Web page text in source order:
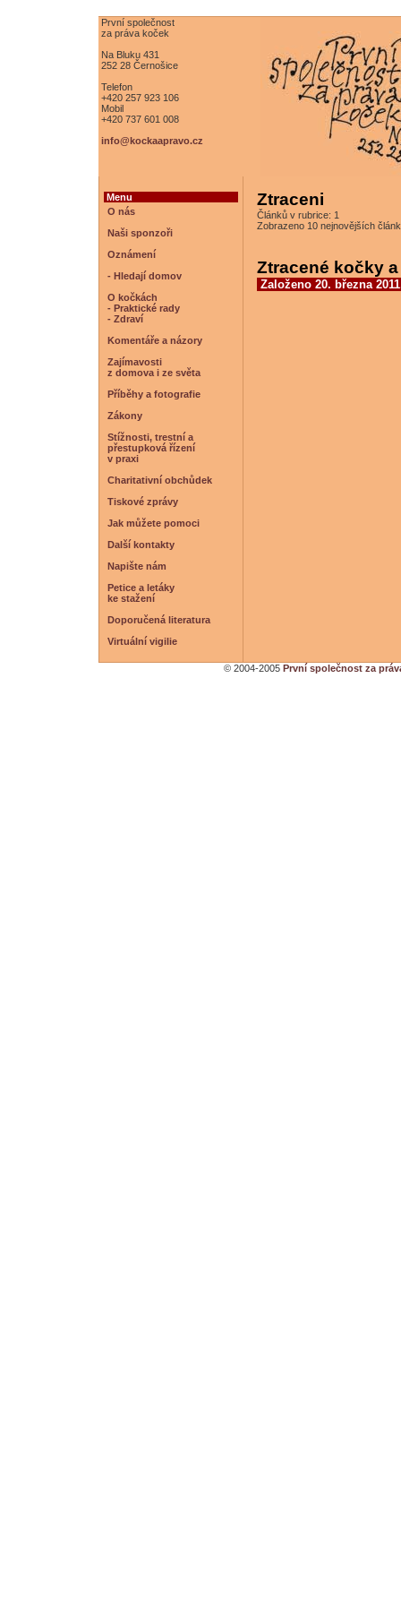
První společnost
za práva koček
Na Bluku 431
252 28 Černošice
Telefon
+420 257 923 106
Mobil
+420 737 601 008
info@kockaapravo.cz
Menu
O nás
Naši sponzoři
Oznámení
- Hledají domov
O kočkách
- Praktické rady
- Zdraví
Komentáře a názory
Zajímavosti
z domova i ze světa
Příběhy a fotografie
Zákony
Stížnosti, trestní a
přestupková řízení
v praxi
Charitativní obchůdek
Tiskové zprávy
Jak můžete pomoci
Další kontakty
Napište nám
Petice a letáky
ke stažení
Doporučená literatura
Virtuální vigilie
Ztraceni
Článků v rubrice: 1
Zobrazeno 10 nejnovějších
Ztracené kočky
Založeno 20. března
© 2004-2005 První společnost za